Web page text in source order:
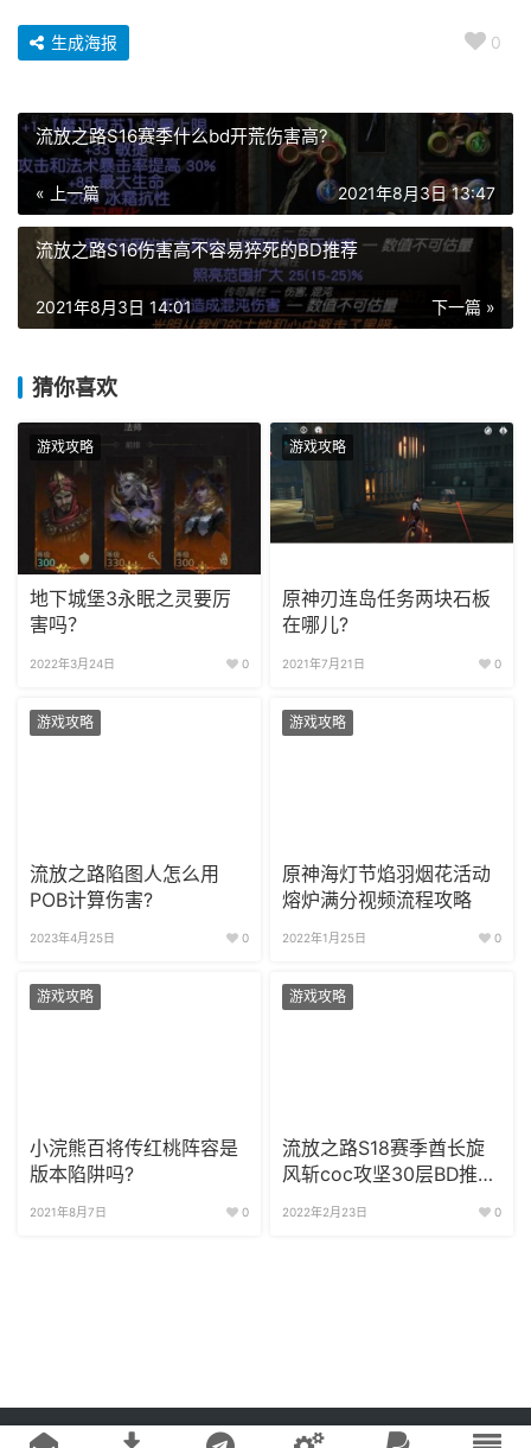
0
生成海报
流放之路S16赛季什么bd开荒伤害高?
« 上一篇 2021年8月3日 13:47
流放之路S16伤害高不容易猝死的BD推荐
下一篇 »
2021年8月3日 14:01
猜你喜欢
游戏攻略
地下城堡3永眠之灵要厉
害吗？
2022年3月24日 0
游戏攻略
原神刃连岛任务两块石板
在哪儿?
2021年7月21日 0
游戏攻略
流放之路陷图人怎么用
POB计算伤害?
2023年4月25日 0
游戏攻略
原神海灯节焰羽烟花活动
熔炉满分视频流程攻略
2022年1月25日 0
游戏攻略
小浣熊百将传红桃阵容是
版本陷阱吗?
2021年8月7日 0
游戏攻略
流放之路S18赛季酋长旋
风斩coc攻坚30层BD推荐
2022年2月23日 0